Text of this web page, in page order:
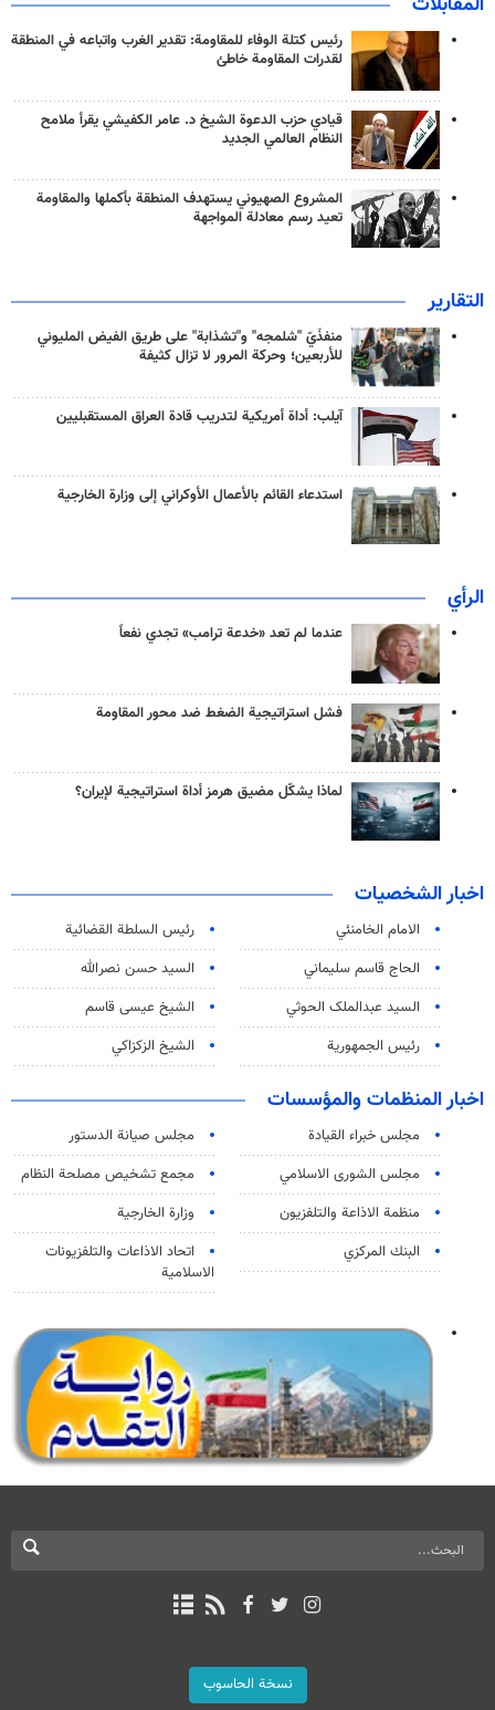
رئيس كتلة الوفاء للمقاومة: تقدير الغرب واتباعه في المنطقة
لقدرات المقاومة خاطئ
قيادي حزب الدعوة الشيخ د. عامر الكفيشي يقرأ ملامح
النظام العالمي الجديد
المشروع الصهيوني يستهدف المنطقة بأكملها والمقاومة
تعيد رسم معادلة المواجهة
التقارير
منفذَيّ "شلمجه" و"تشذابة" على طريق الفيض المليوني
للأربعين؛ وحركة المرور لا تزال كثيفة
آيلب: أداة أمريكية لتدريب قادة العراق المستقبليين
استدعاء القائم بالأعمال الأوكراني إلى وزارة الخارجية
الرأي
عندما لم تعد «خدعة ترامب» تجدي نفعاً
فشل استراتيجية الضغط ضد محور المقاومة
لماذا يشكّل مضيق هرمز أداة استراتيجية لإيران؟
اخبار الشخصيات
الامام الخامنئي
رئیس السلطة القضائیة
الحاج قاسم سليماني
السيد حسن نصرالله
السید عبدالملک الحوثي
الشيخ عيسى قاسم
رئيس الجمهورية
الشيخ الزكزاكي
اخبار المنظمات والمؤسسات
مجلس خبراء القيادة
مجلس صيانة الدستور
مجلس الشورى الاسلامي
مجمع تشخيص مصلحة النظام
منظمة الاذاعة والتلفزیون
وزارة الخارجية
البنك المركزي
اتحاد الاذاعات والتلفزيونات
الاسلامية
نسخة الحاسوب